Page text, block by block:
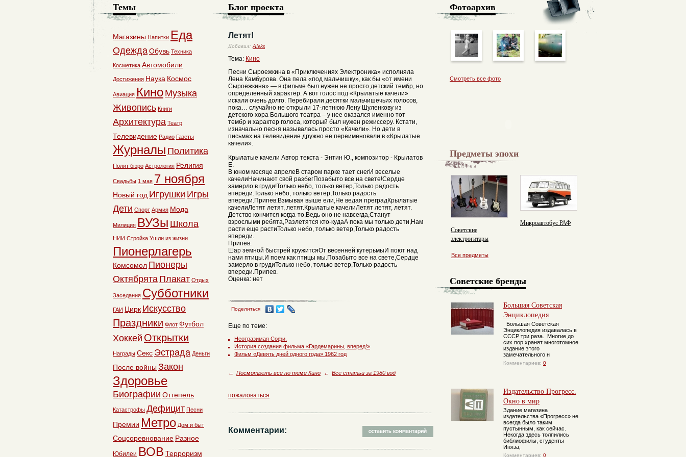
Блог проекта
Летят!
Добавил: Aleks
Тема: Кино
Песни Сыроежкина в «Приключениях Электроника» исполняла
Лена Камбурова. Она пела «под мальчишку», как бы «от имени
Сыроежкина» — в фильме был нужен не просто детский тембр, но
определенный характер. А вот голос под «Крылатые качели»
искали очень долго. Перебирали десятки мальчишечьих голосов,
пока… случайно не открыли 17-летнюю Лену Шуленкову из
детского хора Большого театра – у нее оказался именно тот
тембр и характер голоса, который был нужен режиссеру. Кстати,
изначально песня называлась просто «Качели». Но дети в
письмах на телевидение дружно ее переименовали в «Крылатые
качели».
Крылатые качели Автор текста - Энтин Ю., композитор - Крылатов
Е.
В юном месяце апрелеВ старом парке тает снегИ веселые
качелиНачинают свой разбегПозабыто все на свете!Сердце
замерло в груди!Только небо, только ветер,Только радость
впереди.Только небо, только ветер,Только радость
впереди.Припев:Взмывая выше ели,Не ведая преградКрылатые
качелиЛетят летят, летят.Крылатые качелиЛетят летят, летят.
Детство кончится когда-то,Ведь оно не навсегда,Станут
взрослыми ребята,Разлетятся кто-кудаА пока мы только дети,Нам
расти еще растиТолько небо, только ветер,Только радость
впереди.
Припев.
Шар земной быстрей кружитсяОт весенней кутерьмыИ поют над
нами птицы.И поем как птицы мы.Позабыто все на свете,Сердце
замерло в грудиТолько небо, только ветер,Только радость
впереди.Припев.
Оценка: нет
Поделиться
Еще по теме:
Неотразимая Софи.
История создания фильма «Гардемарины, вперед!»
Фильм «Девять дней одного года» 1962 год
← Посмотреть все по теме Кино ← Все статьи за 1980 год
пожаловаться
Комментарии:
Фотоархив
Смотреть все фото
Предметы эпохи
Советские
электрогитары
Микроавтобус РАФ
Все предметы
Советские бренды
Большая Советская
Энциклопедия
Большая Советская
Энциклопедия издавалась в
СССР три раза. Многие до
сих пор хранят многотомное
издание этого
замечательного н
Комментариев: 0
Издательство Прогресс.
Окно в мир
Здание магазина
издательства «Прогресс» не
всегда было таким
пустынным, как сейчас.
Некогда здесь толпились
библиофилы, студенты
Иняза,
Комментариев: 0
Темы
Магазины Напитки Еда
ОдеждаОбувь Техника
Косметика Автомобили
Достижения Наука Космос
Авиация Кино Музыка
Живопись Книги
Архитектура Театр
Телевидение Радио Газеты
Журналы Политика
Полит бюро Астрология Религия
Свадьбы 1 мая 7 ноября
Новый год Игрушки Игры
Дети Спорт Армия Мода
Милиция ВУЗы Школа
НИИ Стройка Ушли из жизни
Пионерлагерь
Комсомол Пионеры
Октябрята Плакат Отдых
Заседания Субботники
ГАИ Цирк Искусство
Праздники Флот Футбол
Хоккей Открытки
Награды Секс Эстрада Деньги
После войны Закон
Здоровье
Биографии Оттепель
Катастрофы Дефицит Песни
Премии Метро Дом и быт
Соцсоревнование Разное
Юбилеи ВОВ Терроризм